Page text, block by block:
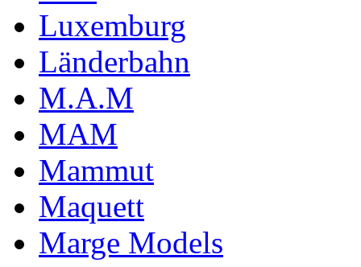
Luxemburg
Länderbahn
M.A.M
MAM
Mammut
Maquett
Marge Models